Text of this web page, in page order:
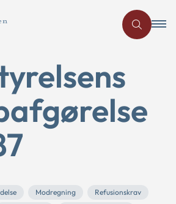
Modregning
Refusionskrav